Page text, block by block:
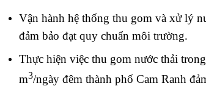
Vận hành hệ thống thu gom và xử lý
đảm bảo đạt quy chuẩn môi trường.
Thực hiện việc thu gom nước thải
m3/ngày đêm thành phố Cam Ranh